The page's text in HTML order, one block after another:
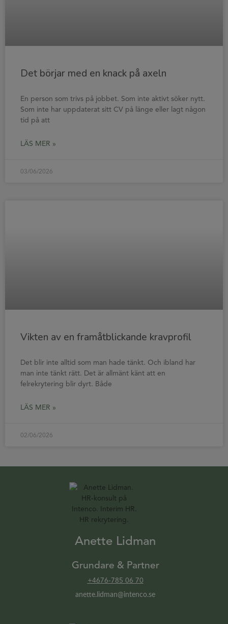
Det börjar med en knack på axeln
En person som trivs på jobbet. Som inte aktivt söker nytt.
Som inte har uppdaterat sitt CV på länge eller lagt någon
tid på att
LÄS MER »
03/06/2026
Vikten av en framåtblickande kravprofil
Det blir inte alltid som man hade tänkt. Och ibland har
man inte tänkt rätt. Det är allmänt känt att en
felrekrytering blir dyrt. Både
LÄS MER »
02/06/2026
Anette Lidman
Grundare & Partner
+4676-785 06 70
anette.lidman@intenco.se